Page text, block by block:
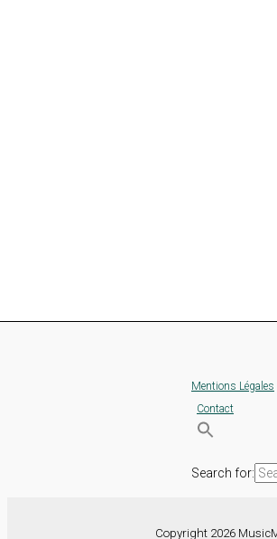
Mentions Légales
Contact
Search for:
Copyright 2026